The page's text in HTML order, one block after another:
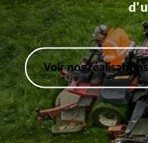
Voir nos réalisations